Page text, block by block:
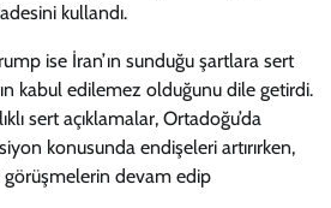
kullandı.
ise İran’ın sunduğu şartlara sert
kabul edilemez olduğunu dile getirdi.
sert açıklamalar, Ortadoğu’da
konusunda endişeleri artırırken,
devam edip